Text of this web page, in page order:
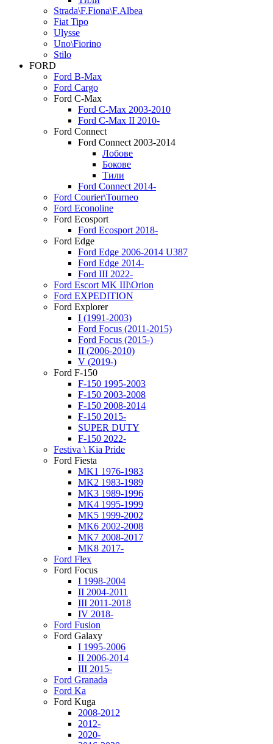
Strada\F.Fiona\F.Albea
Fiat Tipo
Ulysse
Uno\Fiorino
Stilo
FORD
Ford B-Max
Ford Cargo
Ford C-Max
Ford C-Max 2003-2010
Ford C-Max II 2010-
Ford Connect
Ford Connect 2003-2014
Лобове
Бокове
Тили
Ford Connect 2014-
Ford Courier\Tourneo
Ford Econoline
Ford Ecosport
Ford Ecosport 2018-
Ford Edge
Ford Edge 2006-2014 U387
Ford Edge 2014-
Ford III 2022-
Ford Escort MK III\Orion
Ford EXPEDITION
Ford Explorer
I (1991-2003)
Ford Focus (2011-2015)
Ford Focus (2015-)
II (2006-2010)
V (2019-)
Ford F-150
F-150 1995-2003
F-150 2003-2008
F-150 2008-2014
F-150 2015-
SUPER DUTY
F-150 2022-
Festiva \ Kia Pride
Ford Fiesta
MK1 1976-1983
MK2 1983-1989
MK3 1989-1996
MK4 1995-1999
MK5 1999-2002
MK6 2002-2008
MK7 2008-2017
MK8 2017-
Ford Flex
Ford Focus
I 1998-2004
II 2004-2011
III 2011-2018
IV 2018-
Ford Fusion
Ford Galaxy
I 1995-2006
II 2006-2014
III 2015-
Ford Granada
Ford Ka
Ford Kuga
2008-2012
2012-
2020-